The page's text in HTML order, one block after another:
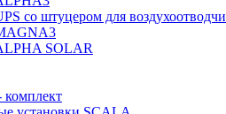
со штуцером для
SOLAR